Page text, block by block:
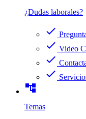
¿Dudas laborales?
check
check Video
check
check
account_tree
Temas